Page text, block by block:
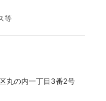
等
丸の内一丁目3番2号